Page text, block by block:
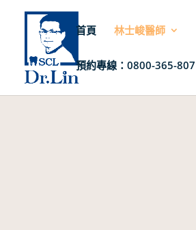
首頁 林士峻醫師
預約專線：0800-365-807